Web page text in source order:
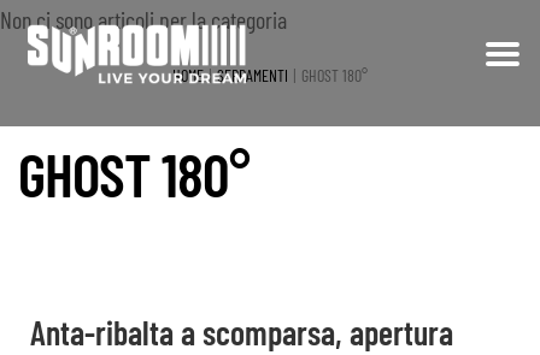
alla
navigazione
al
contenuto
CHI SIAMO
PRODOTTI
Non ci sono articoli per la categoria
HOME SERRAMENTI GHOST 180°
GHOST 180°
Anta-ribalta a scomparsa, apertura